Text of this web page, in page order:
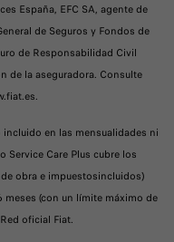
España, EFC SA, agente de
de Seguros y Fondos de
de Responsabilidad Civil
de la aseguradora. Consulte
en las mensualidades ni
Care Plus cubre los
obra e impuestosincluidos)
(con un límite máximo de
oficial Fiat.